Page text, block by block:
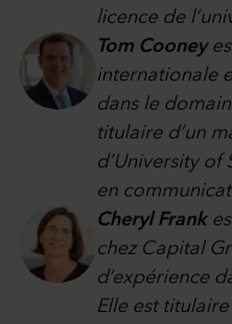
licence de
Tom Cooney
internationale
dans le
titulaire d’un
d’University of
en
Cheryl Frank
chez Capital
d’expérience
Elle est titulaire